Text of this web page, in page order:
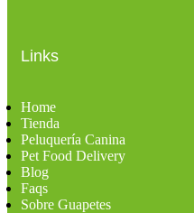
Links
Home
Tienda
Peluquería Canina
Pet Food Delivery
Blog
Faqs
Sobre Guapetes